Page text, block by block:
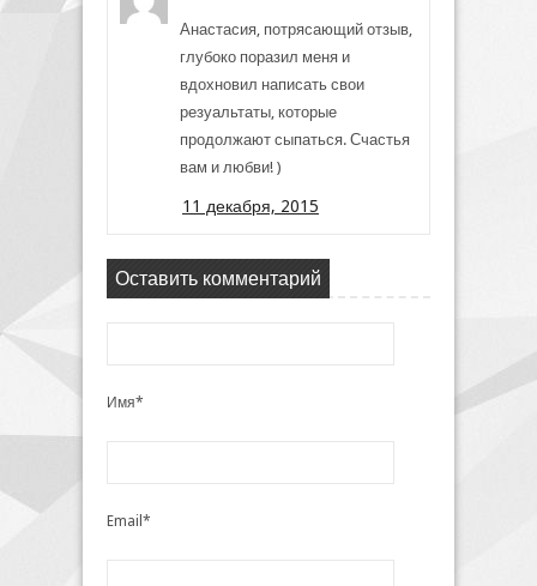
Анастасия, потрясающий отзыв,
глубоко поразил меня и
вдохновил написать свои
резуальтаты, которые
продолжают сыпаться. Счастья
вам и любви! )
11 декабря, 2015
Оставить комментарий
Имя*
Email*